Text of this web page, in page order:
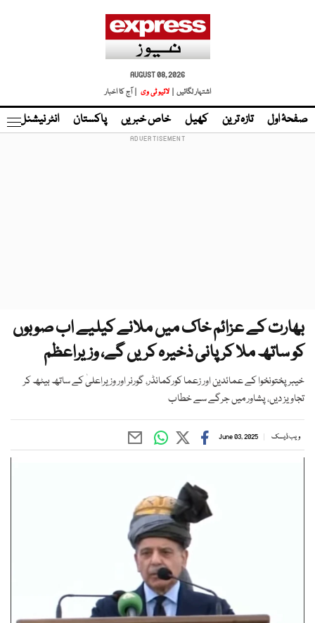
AUGUST 08, 2026
اشتہار لگائیں |
لائیو ٹی وی | آج کا اخبار
صفحۂ اول تازہ ترین کھیل خاص خبریں پاکستان انٹر نیشنل
بھارت کے عزائم خاک میں ملانے کیلیے اب صوبوں
کو ساتھ ملا کر پانی ذخیرہ کریں گے، وزیراعظم
خیبرپختونخوا کے عمائدین اور زعما کورکمانڈر، گورنر اور وزیراعلیٰ کے ساتھ بیٹھ کر
تجاویز دیں، پشاور میں جرگے سے خطاب
ویب ڈیسک June 03, 2025